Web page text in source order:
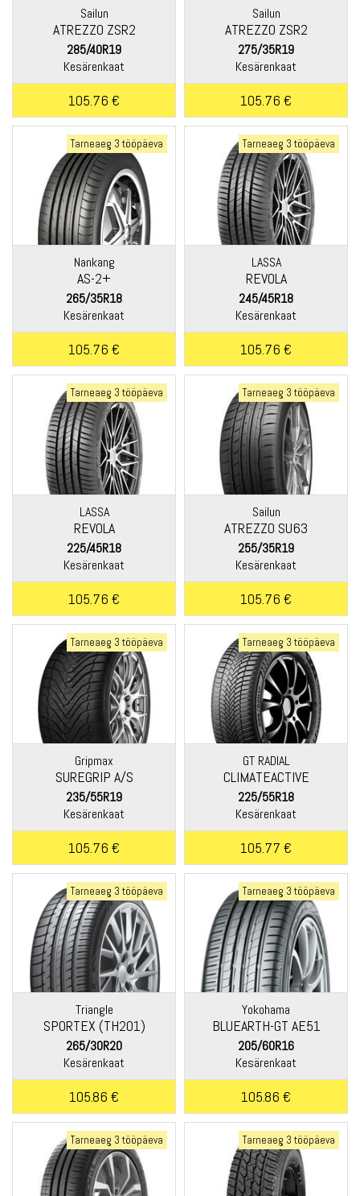
Sailun
ATREZZO ZSR2
285/40R19
Kesärenkaat
105.76 €
Sailun
ATREZZO ZSR2
275/35R19
Kesärenkaat
105.76 €
Tarneaeg 3 tööpäeva
Nankang
AS-2+
265/35R18
Kesärenkaat
105.76 €
Tarneaeg 3 tööpäeva
LASSA
REVOLA
245/45R18
Kesärenkaat
105.76 €
Tarneaeg 3 tööpäeva
LASSA
REVOLA
225/45R18
Kesärenkaat
105.76 €
Tarneaeg 3 tööpäeva
Sailun
ATREZZO SU63
255/35R19
Kesärenkaat
105.76 €
Tarneaeg 3 tööpäeva
Gripmax
SUREGRIP A/S
235/55R19
Kesärenkaat
105.76 €
Tarneaeg 3 tööpäeva
GT RADIAL
CLIMATEACTIVE
225/55R18
Kesärenkaat
105.77 €
Tarneaeg 3 tööpäeva
Triangle
SPORTEX (TH201)
265/30R20
Kesärenkaat
105.86 €
Tarneaeg 3 tööpäeva
Yokohama
BLUEARTH-GT AE51
205/60R16
Kesärenkaat
105.86 €
Tarneaeg 3 tööpäeva Tarneaeg 3 tööpäeva